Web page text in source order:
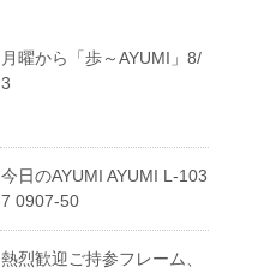
月曜から「歩～AYUMI」8/
3
今日のAYUMI AYUMI L-103
7 0907-50
熱烈歓迎ご持参フレーム、